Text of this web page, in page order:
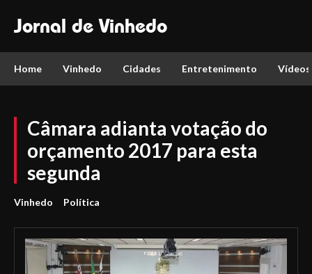
Jornal de Vinhedo
Home Vinhedo Cidades Entretenimento Vídeos
Câmara adianta votação do
orçamento 2017 para esta
segunda
Vinhedo Política